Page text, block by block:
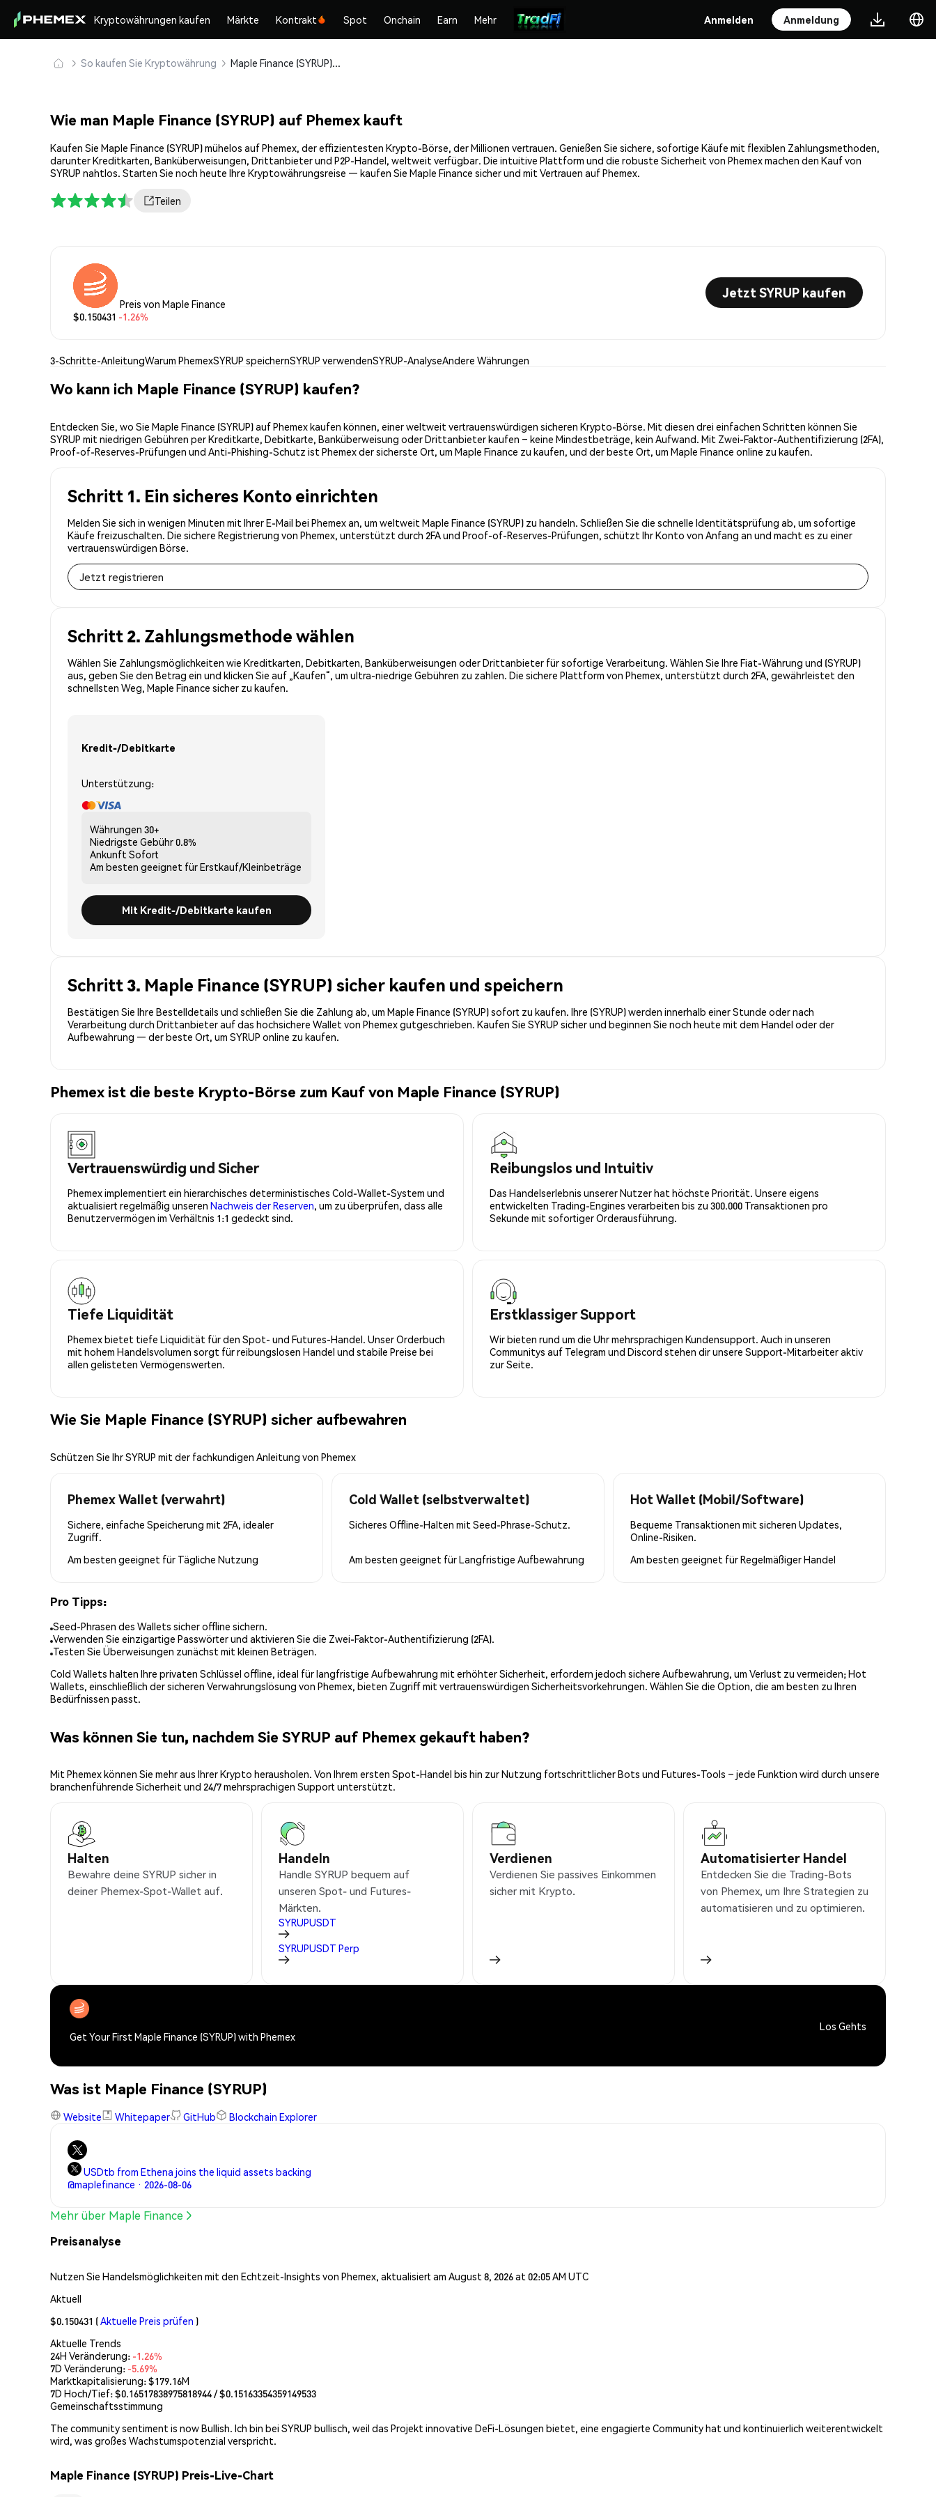
Kryptowährungen kaufen Märkte Kontrakt Spot Onchain Earn Mehr Anmelden Anmeldung
So kaufen Sie Kryptowährung Maple Finance (SYRUP) sicher kaufen und speichern
Wie man Maple Finance (SYRUP) auf Phemex kauft
Kaufen Sie Maple Finance (SYRUP) mühelos auf Phemex, der effizientesten Krypto-Börse, der Millionen vertrauen. Genießen Sie sichere, sofortige Käufe mit flexiblen Zahlungsmethoden,
darunter Kreditkarten, Banküberweisungen, Drittanbieter und P2P-Handel, weltweit verfügbar. Die intuitive Plattform und die robuste Sicherheit von Phemex machen den Kauf von
SYRUP nahtlos. Starten Sie noch heute Ihre Kryptowährungsreise — kaufen Sie Maple Finance sicher und mit Vertrauen auf Phemex.
Teilen
Preis von Maple Finance
$0.150431 -1.26%
Jetzt SYRUP kaufen
3-Schritte-AnleitungWarum PhemexSYRUP speichernSYRUP verwendenSYRUP-AnalyseAndere Währungen
Wo kann ich Maple Finance (SYRUP) kaufen?
Entdecken Sie, wo Sie Maple Finance (SYRUP) auf Phemex kaufen können, einer weltweit vertrauenswürdigen sicheren Krypto-Börse. Mit diesen drei einfachen Schritten können Sie
SYRUP mit niedrigen Gebühren per Kreditkarte, Debitkarte, Banküberweisung oder Drittanbieter kaufen – keine Mindestbeträge, kein Aufwand. Mit Zwei-Faktor-Authentifizierung (2FA),
Proof-of-Reserves-Prüfungen und Anti-Phishing-Schutz ist Phemex der sicherste Ort, um Maple Finance zu kaufen, und der beste Ort, um Maple Finance online zu kaufen.
Schritt 1. Ein sicheres Konto einrichten
Melden Sie sich in wenigen Minuten mit Ihrer E-Mail bei Phemex an, um weltweit Maple Finance (SYRUP) zu handeln. Schließen Sie die schnelle Identitätsprüfung ab, um sofortige
Käufe freizuschalten. Die sichere Registrierung von Phemex, unterstützt durch 2FA und Proof-of-Reserves-Prüfungen, schützt Ihr Konto von Anfang an und macht es zu einer
vertrauenswürdigen Börse.
Jetzt registrieren
Schritt 2. Zahlungsmethode wählen
Wählen Sie Zahlungsmöglichkeiten wie Kreditkarten, Debitkarten, Banküberweisungen oder Drittanbieter für sofortige Verarbeitung. Wählen Sie Ihre Fiat-Währung und (SYRUP)
aus, geben Sie den Betrag ein und klicken Sie auf „Kaufen“, um ultra-niedrige Gebühren zu zahlen. Die sichere Plattform von Phemex, unterstützt durch 2FA, gewährleistet den
schnellsten Weg, Maple Finance sicher zu kaufen.
Kredit-/Debitkarte
Unterstützung:
Währungen 30+
Niedrigste Gebühr0.8%
Ankunft Sofort
Am besten geeignet fürErstkauf/Kleinbeträge
Mit Kredit-/Debitkarte kaufen
Schritt 3. Maple Finance (SYRUP) sicher kaufen und speichern
Bestätigen Sie Ihre Bestelldetails und schließen Sie die Zahlung ab, um Maple Finance (SYRUP) sofort zu kaufen. Ihre (SYRUP) werden innerhalb einer Stunde oder nach
Verarbeitung durch Drittanbieter auf das hochsichere Wallet von Phemex gutgeschrieben. Kaufen Sie SYRUP sicher und beginnen Sie noch heute mit dem Handel oder der
Aufbewahrung — der beste Ort, um SYRUP online zu kaufen.
Phemex ist die beste Krypto-Börse zum Kauf von Maple Finance (SYRUP)
Vertrauenswürdig und Sicher
Phemex implementiert ein hierarchisches deterministisches Cold-Wallet-System und
aktualisiert regelmäßig unseren Nachweis der Reserven, um zu überprüfen, dass alle
Benutzervermögen im Verhältnis 1:1 gedeckt sind.
Reibungslos und Intuitiv
Das Handelserlebnis unserer Nutzer hat höchste Priorität. Unsere eigens
entwickelten Trading-Engines verarbeiten bis zu 300.000 Transaktionen pro
Sekunde mit sofortiger Orderausführung.
Tiefe Liquidität
Phemex bietet tiefe Liquidität für den Spot- und Futures-Handel. Unser Orderbuch
mit hohem Handelsvolumen sorgt für reibungslosen Handel und stabile Preise bei
allen gelisteten Vermögenswerten.
Erstklassiger Support
Wir bieten rund um die Uhr mehrsprachigen Kundensupport. Auch in unseren
Communitys auf Telegram und Discord stehen dir unsere Support-Mitarbeiter aktiv
zur Seite.
Wie Sie Maple Finance (SYRUP) sicher aufbewahren
Schützen Sie Ihr SYRUP mit der fachkundigen Anleitung von Phemex
Phemex Wallet (verwahrt)
Sichere, einfache Speicherung mit 2FA, idealer
Zugriff.
Am besten geeignet für Tägliche Nutzung
Cold Wallet (selbstverwaltet)
Sicheres Offline-Halten mit Seed-Phrase-Schutz.
Am besten geeignet fürLangfristige Aufbewahrung
Hot Wallet (Mobil/Software)
Bequeme Transaktionen mit sicheren Updates,
Online-Risiken.
Am besten geeignet fürRegelmäßiger Handel
Pro Tipps:
Seed-Phrasen des Wallets sicher offline sichern.
Verwenden Sie einzigartige Passwörter und aktivieren Sie die Zwei-Faktor-Authentifizierung (2FA).
Testen Sie Überweisungen zunächst mit kleinen Beträgen.
Cold Wallets halten Ihre privaten Schlüssel offline, ideal für langfristige Aufbewahrung mit erhöhter Sicherheit, erfordern jedoch sichere Aufbewahrung, um Verlust zu vermeiden; Hot
Wallets, einschließlich der sicheren Verwahrungslösung von Phemex, bieten Zugriff mit vertrauenswürdigen Sicherheitsvorkehrungen. Wählen Sie die Option, die am besten zu Ihren
Bedürfnissen passt.
Was können Sie tun, nachdem Sie SYRUP auf Phemex gekauft haben?
Mit Phemex können Sie mehr aus Ihrer Krypto herausholen. Von Ihrem ersten Spot-Handel bis hin zur Nutzung fortschrittlicher Bots und Futures-Tools – jede Funktion wird durch unsere
branchenführende Sicherheit und 24/7 mehrsprachigen Support unterstützt.
Halten
Bewahre deine SYRUP sicher in
deiner Phemex-Spot-Wallet auf.
Handeln
Handle SYRUP bequem auf
unseren Spot- und Futures-
Märkten.
SYRUPUSDT
SYRUPUSDT Perp
Verdienen
Verdienen Sie passives Einkommen
sicher mit Krypto.
Automatisierter Handel
Entdecken Sie die Trading-Bots
von Phemex, um Ihre Strategien zu
automatisieren und zu optimieren.
Get Your First Maple Finance (SYRUP) with Phemex
Los Gehts
Was ist Maple Finance (SYRUP)
Website Whitepaper GitHub Blockchain Explorer
USDtb from Ethena joins the liquid assets backing
@maplefinance · 2026-08-06
Mehr über Maple Finance
Preisanalyse
Nutzen Sie Handelsmöglichkeiten mit den Echtzeit-Insights von Phemex, aktualisiert am August 8, 2026 at 02:05 AM UTC
Aktuell
$0.150431 (Aktuelle Preis prüfen )
Aktuelle Trends
24H Veränderung: -1.26%
7D Veränderung: -5.69%
Marktkapitalisierung:$179.16M
7D Hoch/Tief: $0.16517838975818944/ $0.15163354359149533
Gemeinschaftsstimmung
The community sentiment is now Bullish. Ich bin bei SYRUP bullisch, weil das Projekt innovative DeFi-Lösungen bietet, eine engagierte Community hat und kontinuierlich weiterentwickelt
wird, was großes Wachstumspotenzial verspricht.
Maple Finance (SYRUP) Preis-Live-Chart